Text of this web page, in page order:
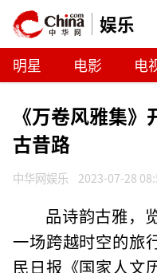
娱乐
明星 电影 电
《万卷风雅集
古昔路
中华网娱乐 2023-07-28
品诗韵古雅，
一场跨越时空的旅
民日报《国家人文